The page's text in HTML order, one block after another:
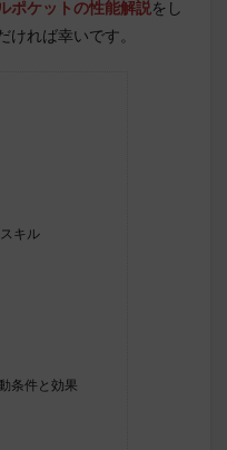
ポケットの性能解説をし
れば幸いです。
キル
条件と効果